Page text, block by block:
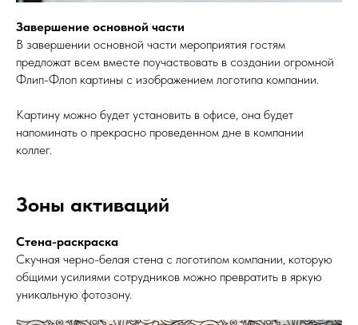
Завершение основной части
В завершении основной части мероприятия гостям
предложат всем вместе поучаствовать в создании огромной
Флип-Флоп картины с изображением логотипа компании.
Картину можно будет установить в офисе, она будет
напоминать о прекрасно проведенном дне в компании
коллег.
Зоны активаций
Стена-раскраска
Скучная черно-белая стена с логотипом компании, которую
общими усилиями сотрудников можно превратить в яркую
уникальную фотозону.